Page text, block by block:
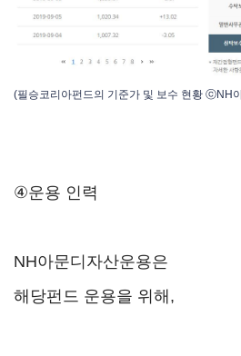
(필승코리아펀드의 기준가 및 보수 현황 ⓒNH
④운용 인력
NH아문디자산운용은
해당펀드 운용을 위해,